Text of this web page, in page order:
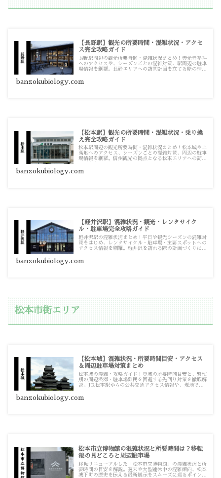
【長野駅】観光の所要時間・混雑状況・アクセ
ス完全攻略ガイド
長野駅周辺の観光所要時間・混雑状況まとめ！善光寺参拝
へのアクセスや、シーズンごとの混雑対策、駅周辺の駐車
場情報を網羅。長野エリアへの訪問計画を立てる際の情報
banzokubiology.com
【松本駅】観光の所要時間・混雑状況・乗り換
え完全攻略ガイド
松本駅周辺の観光所要時間・混雑状況まとめ！松本城や上
高地へのアクセス、シーズンごとの混雑対策、周辺の駐車
場情報を網羅。信州観光の拠点となる松本エリアへの訪問
banzokubiology.com
【軽井沢駅】混雑状況・観光・レンタサイク
ル・駐車場完全攻略ガイド
軽井沢駅の混雑状況まとめ！平日や観光シーズンの混雑対
策をはじめ、レンタサイクル・駐車場・主要スポットへの
アクセス情報を網羅。軽井沢を訪れる際の計画づくりにご
banzokubiology.com
松本市街エリア
【松本城】混雑状況・所要時間目安・アクセス
＆周辺駐車場対策まとめ
松本城の混雑・攻略ガイド！登城の所要時間目安と、繁忙
期の周辺渋滞・駐車場難民を回避する先回り対策を徹底解
説。JR松本駅からの公共交通アクセス情報や、現地で必
います。
banzokubiology.com
松本市立博物館の混雑状況と所要時間は？移転
後の見どころと周辺駐車場
移転リニューアルした「松本市立博物館」の混雑状況と所
要時間の目安を解説。週末や大型連休中の混雑傾向、松本
城下町の歴史を伝える最新展示をスムーズに巡るポイント